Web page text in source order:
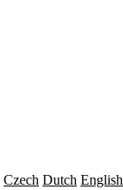
Czech Dutch English